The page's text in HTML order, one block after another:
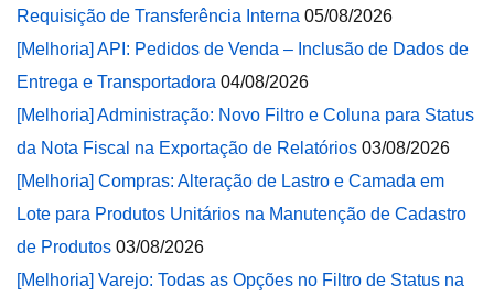
Requisição de Transferência Interna 05/08/2026
[Melhoria] API: Pedidos de Venda – Inclusão de Dados de
Entrega e Transportadora 04/08/2026
[Melhoria] Administração: Novo Filtro e Coluna para Status
da Nota Fiscal na Exportação de Relatórios 03/08/2026
[Melhoria] Compras: Alteração de Lastro e Camada em
Lote para Produtos Unitários na Manutenção de Cadastro
de Produtos 03/08/2026
[Melhoria] Varejo: Todas as Opções no Filtro de Status na